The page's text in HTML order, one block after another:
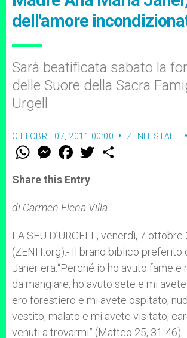
dell'amore
Sarà beatificata sabato la
delle Suore della Sacra
Urgell
OTTOBRE 07, 2011 00:00 ZENIT STAFF
W
t
s
p
p
M
e
s
e
g
e
F
a
e
b
o
k
w
r
Share this Entry
di Carmen Elena Villa
LA SEU D’URGELL, venerdì, 7 ottobre
(ZENIT.org).- Il brano biblico preferito
Janer era:“Perché io ho avuto fame e
da mangiare, ho avuto sete e mi
ero forestiero e mi avete ospitato,
vestito, malato e mi avete visitato,
venuti a trovarmi” (Matteo 25, 31-46).